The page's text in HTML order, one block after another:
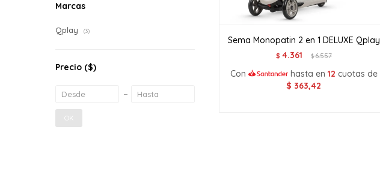
Sema Monopatin 2 en 1 DELUXE Qplay
$ 4.361 $6.557
Con hasta en 12 cuotas de
$ 363,42
Marcas
Qplay (3)
Precio ($)
OK